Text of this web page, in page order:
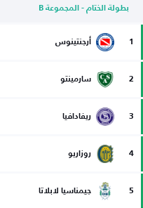
بطولة الختام - المجموعة B
1 أرجنتينوس
2 سارمينتو
3 ريفادافيا
4 روزاريو
5 جيمناسيا لابلاتا